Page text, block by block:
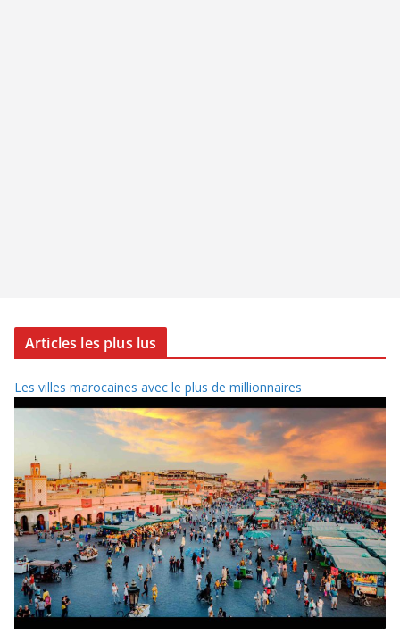
Articles les plus lus
Les villes marocaines avec le plus de millionnaires